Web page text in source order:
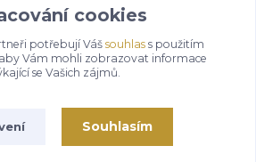
cookies
potřebují Váš souhlass použitím
Vám mohli zobrazovat informace
se Vašich zájmů.
Souhlasím